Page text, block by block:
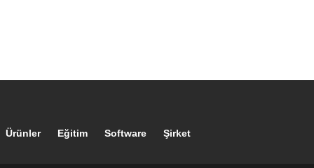
Footer main navigation
Ürünler Eğitim Software Şirket